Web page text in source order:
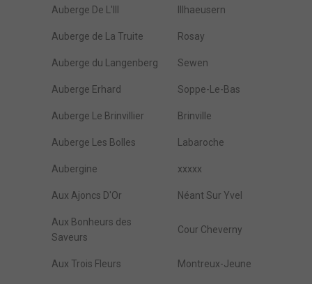
Auberge De L'Ill Illhaeusern
Auberge de La Truite Rosay
Auberge du Langenberg Sewen
Auberge Erhard Soppe-Le-Bas
Auberge Le Brinvillier Brinville
Auberge Les Bolles Labaroche
Aubergine xxxxx
Aux Ajoncs D'Or Néant Sur Yvel
Aux Bonheurs des
Saveurs
Cour Cheverny
Aux Trois Fleurs Montreux-Jeune